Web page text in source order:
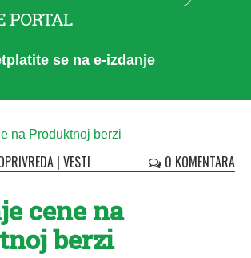
se na e-izdanje
| VESTI 0 KOMENTARA
cene na
berzi